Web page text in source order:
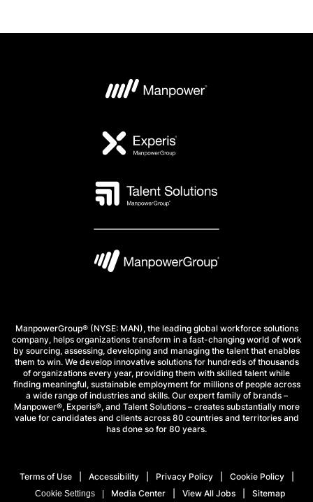
ManpowerGroup® (NYSE: MAN), the leading global workforce solutions
company, helps organizations transform in a fast-changing world of work
by sourcing, assessing, developing and managing the talent that enables
them to win. We develop innovative solutions for hundreds of thousands
of organizations every year, providing them with skilled talent while
finding meaningful, sustainable employment for millions of people across
a wide range of industries and skills. Our expert family of brands –
Manpower®, Experis®, and Talent Solutions – creates substantially more
value for candidates and clients across 80 countries and territories and
has done so for 80 years.
Terms of Use Accessibility Privacy Policy Cookie Policy
Cookie Settings Media Center View All Jobs Sitemap